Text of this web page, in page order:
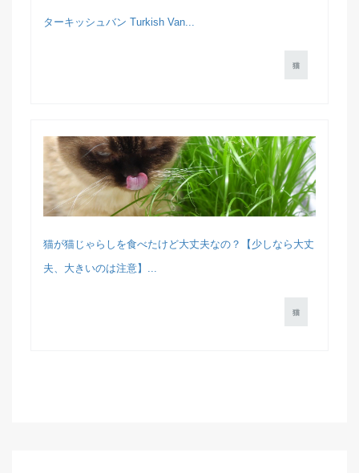
ターキッシュバン Turkish Van...
猫
猫が猫じゃらしを食べたけど大丈夫なの？【少しなら大丈
夫、大きいのは注意】...
猫